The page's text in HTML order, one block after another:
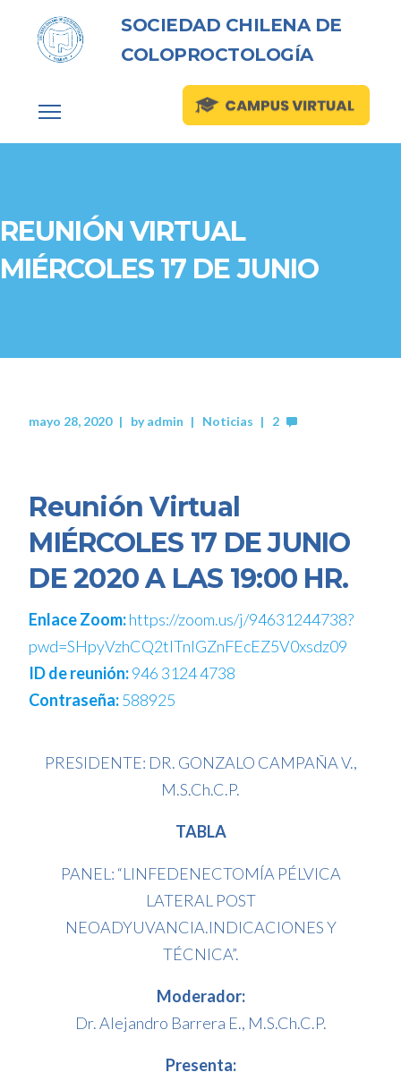
SOCIEDAD CHILENA DE
COLOPROCTOLOGÍA
REUNIÓN VIRTUAL
MIÉRCOLES 17 DE JUNIO
mayo 28, 2020 byadmin Noticias 2
Reunión Virtual
MIÉRCOLES 17 DE JUNIO
DE 2020 A LAS 19:00 HR.
Enlace Zoom:https://zoom.us/j/94631244738?
pwd=SHpyVzhCQ2tITnlGZnFEcEZ5V0xsdz09
ID de reunión:946 3124 4738
Contraseña:588925
PRESIDENTE: DR. GONZALO CAMPAÑA V.,
M.S.Ch.C.P.
TABLA
PANEL: “LINFEDENECTOMÍA PÉLVICA
LATERAL POST
NEOADYUVANCIA.INDICACIONES Y
TÉCNICA”.
Moderador:
Dr. Alejandro Barrera E., M.S.Ch.C.P.
Presenta: